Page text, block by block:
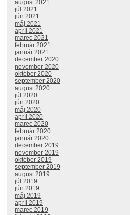
august 2021
júl 2021
jún 2021
máj 2021
apríl 2021
marec 2021
február 2021
január 2021
december 2020
november 2020
október 2020
september 2020
august 2020
júl 2020
jún 2020
máj 2020
apríl 2020
marec 2020
február 2020
január 2020
december 2019
november 2019
október 2019
september 2019
august 2019
júl 2019
jún 2019
máj 2019
apríl 2019
marec 2019